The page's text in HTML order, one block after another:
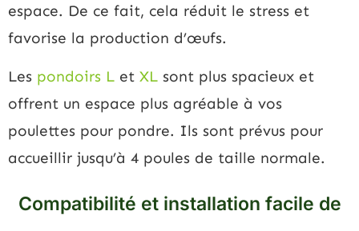
espace. De ce fait, cela réduit le stress et
favorise la production d’œufs.
Les pondoirs L et XL sont plus spacieux et
offrent un espace plus agréable à vos
poulettes pour pondre. Ils sont prévus pour
accueillir jusqu’à 4 poules de taille normale.
Compatibilité et installation facile de